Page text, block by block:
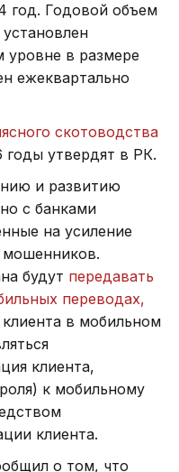
год. Годовой объем
уровне в размере
ежеквартально
скотоводства
годы утвердят в РК.
и развитию
с банками
на усиление
будут передавать
переводах,
в мобильном
клиента,
к мобильному
клиента.
о том, что